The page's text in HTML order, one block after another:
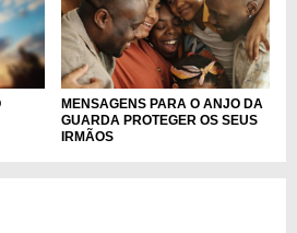
MENSAGENS PARA O ANJO DA
GUARDA PROTEGER OS SEUS
IRMÃOS